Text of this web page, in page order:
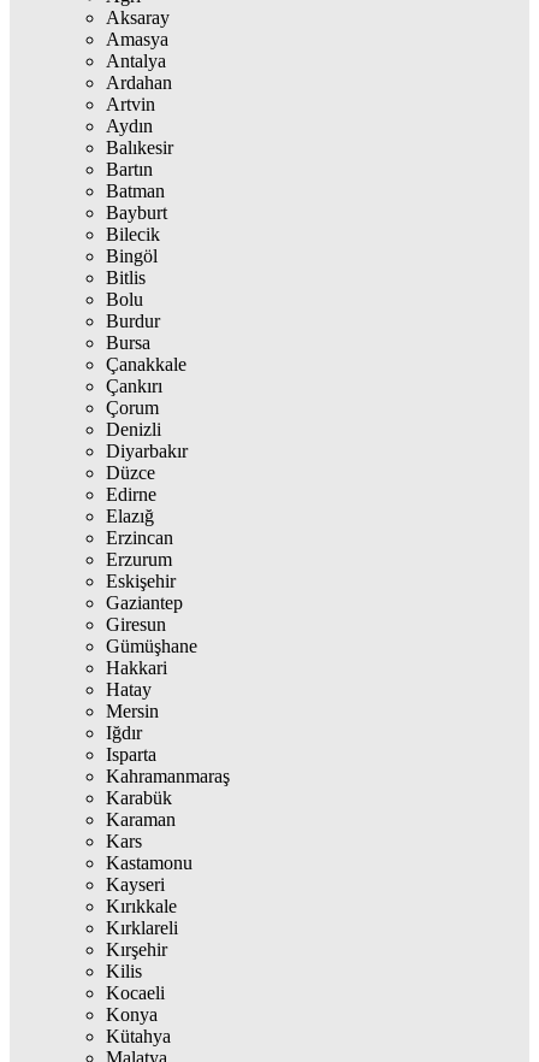
Aksaray
Amasya
Antalya
Ardahan
Artvin
Aydın
Balıkesir
Bartın
Batman
Bayburt
Bilecik
Bingöl
Bitlis
Bolu
Burdur
Bursa
Çanakkale
Çankırı
Çorum
Denizli
Diyarbakır
Düzce
Edirne
Elazığ
Erzincan
Erzurum
Eskişehir
Gaziantep
Giresun
Gümüşhane
Hakkari
Hatay
Mersin
Iğdır
Isparta
Kahramanmaraş
Karabük
Karaman
Kars
Kastamonu
Kayseri
Kırıkkale
Kırklareli
Kırşehir
Kilis
Kocaeli
Konya
Kütahya
Malatya